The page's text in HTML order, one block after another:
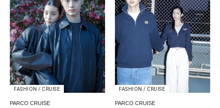
FASHION / CRUISE
PARCO CRUISE
FASHION / CRUISE
PARCO CRUISE